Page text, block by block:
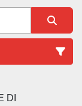
DI